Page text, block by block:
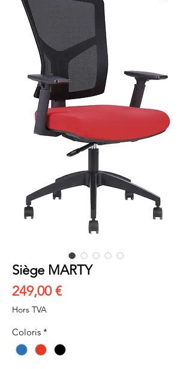
Siège MARTY
249,00 €Prix
Hors TVA
Coloris *